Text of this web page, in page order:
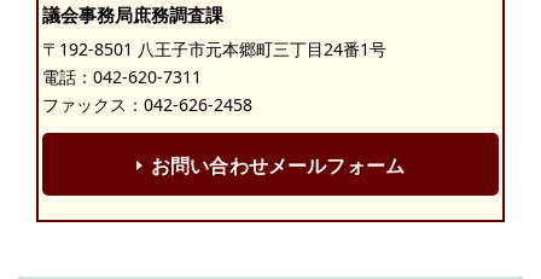
議会事務局庶務調査課
〒192-8501 八王子市元本郷町三丁目24番1号
電話： 042-620-7311
ファックス：042-626-2458
お問い合わせメールフォーム